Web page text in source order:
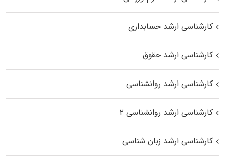
کارشناسی ارشد حسابداری
کارشناسی ارشد حقوق
کارشناسی ارشد روانشناسی
کارشناسی ارشد روانشناسی ۲
کارشناسی ارشد زبان شناسی